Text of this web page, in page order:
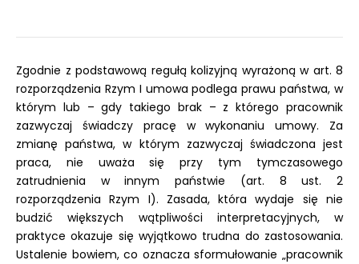
Zgodnie z podstawową regułą kolizyjną wyrażoną w art. 8
rozporządzenia Rzym I umowa podlega prawu państwa, w
którym lub – gdy takiego brak – z którego pracownik
zazwyczaj świadczy pracę w wykonaniu umowy. Za
zmianę państwa, w którym zazwyczaj świadczona jest
praca, nie uważa się przy tym tymczasowego
zatrudnienia w innym państwie (art. 8 ust. 2
rozporządzenia Rzym I). Zasada, która wydaje się nie
budzić większych wątpliwości interpretacyjnych, w
praktyce okazuje się wyjątkowo trudna do zastosowania.
Ustalenie bowiem, co oznacza sformułowanie „pracownik